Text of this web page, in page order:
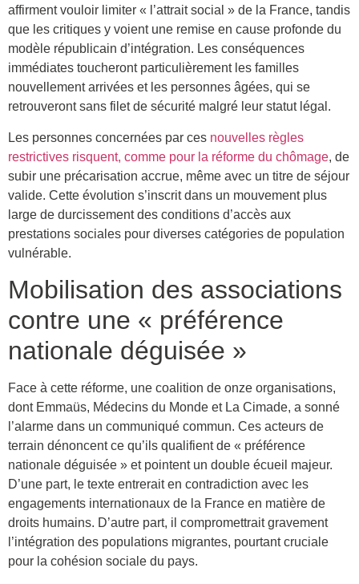
affirment vouloir limiter « l’attrait social » de la France, tandis
que les critiques y voient une remise en cause profonde du
modèle républicain d’intégration. Les conséquences
immédiates toucheront particulièrement les familles
nouvellement arrivées et les personnes âgées, qui se
retrouveront sans filet de sécurité malgré leur statut légal.
Les personnes concernées par ces nouvelles règles
restrictives risquent, comme pour la réforme du chômage, de
subir une précarisation accrue, même avec un titre de séjour
valide. Cette évolution s’inscrit dans un mouvement plus
large de durcissement des conditions d’accès aux
prestations sociales pour diverses catégories de population
vulnérable.
Mobilisation des associations
contre une « préférence
nationale déguisée »
Face à cette réforme, une coalition de onze organisations,
dont Emmaüs, Médecins du Monde et La Cimade, a sonné
l’alarme dans un communiqué commun. Ces acteurs de
terrain dénoncent ce qu’ils qualifient de « préférence
nationale déguisée » et pointent un double écueil majeur.
D’une part, le texte entrerait en contradiction avec les
engagements internationaux de la France en matière de
droits humains. D’autre part, il compromettrait gravement
l’intégration des populations migrantes, pourtant cruciale
pour la cohésion sociale du pays.